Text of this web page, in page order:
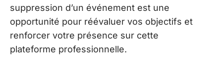
suppression d’un événement est une
opportunité pour réévaluer vos objectifs et
renforcer votre présence sur cette
plateforme professionnelle.